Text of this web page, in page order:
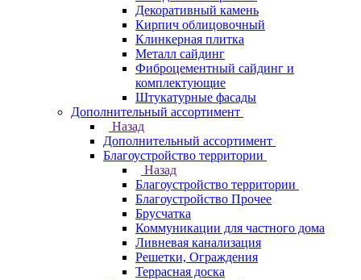
Декоративный камень
Кирпич облицовочный
Клинкерная плитка
Металл сайдинг
Фиброцементный сайдинг и
комплектующие
Штукатурные фасады
Дополнительный ассортимент
Назад
Дополнительный ассортимент
Благоустройство территории
Назад
Благоустройство территории
Благоустройство Прочее
Брусчатка
Коммуникации для частного дома
Ливневая канализация
Решетки, Ограждения
Террасная доска